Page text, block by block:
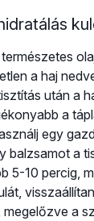
a haj
után a
a
egy
balzsamot a
5-10 percig,
a